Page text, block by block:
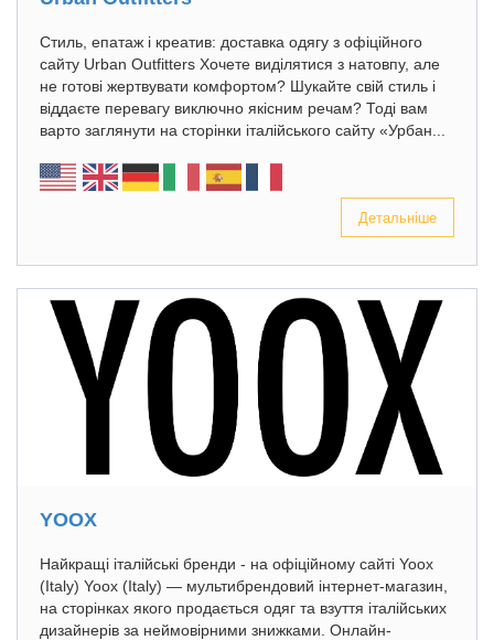
Стиль, епатаж і креатив: доставка одягу з офіційного
сайту Urban Outfitters Хочете виділятися з натовпу, але
не готові жертвувати комфортом? Шукайте свій стиль і
віддаєте перевагу виключно якісним речам? Тоді вам
варто заглянути на сторінки італійського сайту «Урбан...
Детальніше
YOOX
Найкращі італійські бренди - на офіційному сайті Yoox
(Italy) Yoox (Italy) — мультибрендовий інтернет-магазин,
на сторінках якого продається одяг та взуття італійських
дизайнерів за неймовірними знижками. Онлайн-